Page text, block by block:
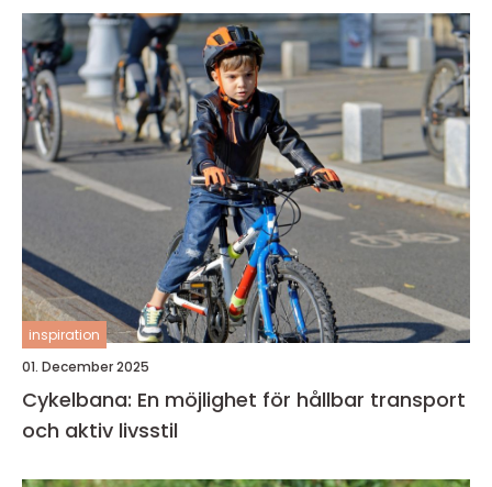
inspiration
01. December 2025
Cykelbana: En möjlighet för hållbar transport
och aktiv livsstil